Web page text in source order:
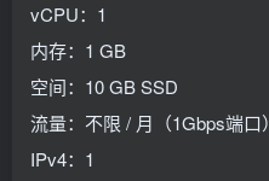
vCPU：1
内存：1 GB
空间：10 GB SSD
流量：不限 / 月（1Gbps端口）
IPv4：1